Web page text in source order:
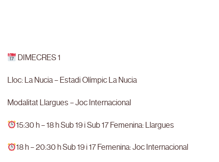
DIMECRES 1
Lloc: La Nucia – Estadi Olímpic La Nucia
Modalitat Llargues – Joc Internacional
15:30 h – 18 h Sub 19 i Sub 17 Femenina: Llargues
18 h – 20:30 h Sub 19 i 17 Femenina: Joc Internacional